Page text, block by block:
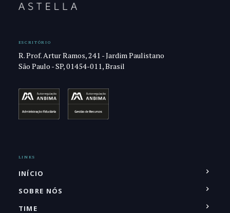
ESCRITÓRIO
R. Prof. Artur Ramos, 241 - Jardim Paulistano
São Paulo - SP, 01454-011, Brasil
LINKS
INÍCIO
SOBRE NÓS
TIME